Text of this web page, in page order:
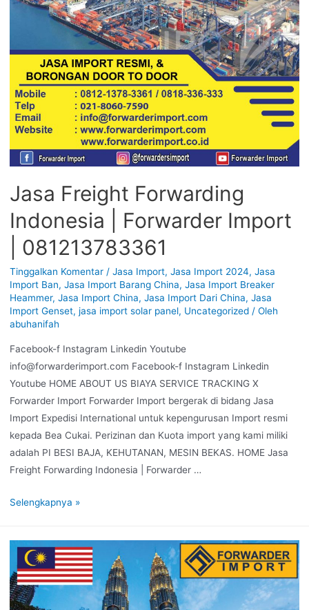
Jasa Freight Forwarding
Indonesia | Forwarder Import
| 081213783361
Tinggalkan Komentar / Jasa Import, Jasa Import 2024, Jasa
Import Ban, Jasa Import Barang China, Jasa Import Breaker
Heammer, Jasa Import China, Jasa Import Dari China, Jasa
Import Genset, jasa import solar panel, Uncategorized/ Oleh
abuhanifah
Facebook-f Instagram Linkedin Youtube
info@forwarderimport.com Facebook-f Instagram Linkedin
Youtube HOME ABOUT US BIAYA SERVICE TRACKING X
Forwarder Import Forwarder Import bergerak di bidang Jasa
Import Expedisi International untuk kepengurusan Import resmi
kepada Bea Cukai. Perizinan dan Kuota import yang kami miliki
adalah PI BESI BAJA, KEHUTANAN, MESIN BEKAS. HOME Jasa
Freight Forwarding Indonesia | Forwarder …
Selengkapnya »